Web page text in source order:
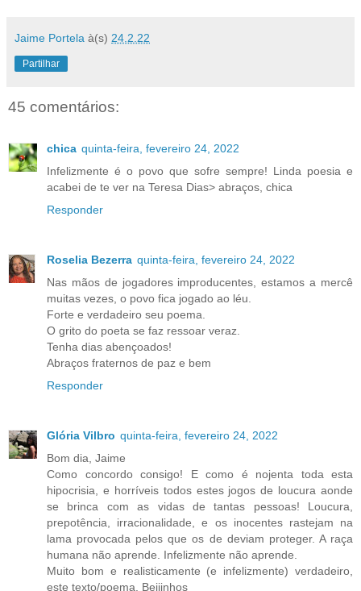
Jaime Portela à(s) 24.2.22
Partilhar
45 comentários:
chica quinta-feira, fevereiro 24, 2022
Infelizmente é o povo que sofre sempre! Linda poesia e
acabei de te ver na Teresa Dias> abraços, chica
Responder
Roselia Bezerra quinta-feira, fevereiro 24, 2022
Nas mãos de jogadores improducentes, estamos a mercê
muitas vezes, o povo fica jogado ao léu.
Forte e verdadeiro seu poema.
O grito do poeta se faz ressoar veraz.
Tenha dias abençoados!
Abraços fraternos de paz e bem
Responder
Glória Vilbro quinta-feira, fevereiro 24, 2022
Bom dia, Jaime
Como concordo consigo! E como é nojenta toda esta
hipocrisia, e horríveis todos estes jogos de loucura aonde
se brinca com as vidas de tantas pessoas! Loucura,
prepotência, irracionalidade, e os inocentes rastejam na
lama provocada pelos que os de deviam proteger. A raça
humana não aprende. Infelizmente não aprende.
Muito bom e realisticamente (e infelizmente) verdadeiro,
este texto/poema. Beijinhos